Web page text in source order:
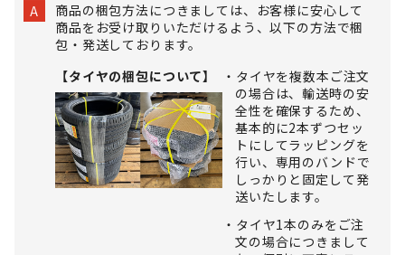
A
商品の梱包方法につきましては、お客様に安心して
商品をお受け取りいただけるよう、以下の方法で梱
包・発送しております。
【タイヤの梱包について】
タイヤを複数本ご注文
の場合は、輸送時の安
全性を確保するため、
基本的に2本ずつセッ
トにしてラッピングを
行い、専用のバンドで
しっかりと固定して発
送いたします。
タイヤ1本のみをご注
文の場合につきまして